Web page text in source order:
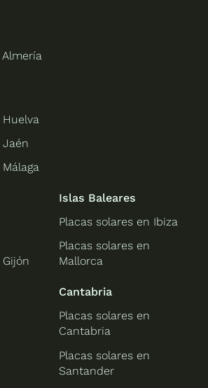
Almería
Jaén
Islas Baleares
Placas solares en Ibiza
Placas solares en
Mallorca
Cantabria
Placas solares en
Cantabria
Placas solares en
Santander